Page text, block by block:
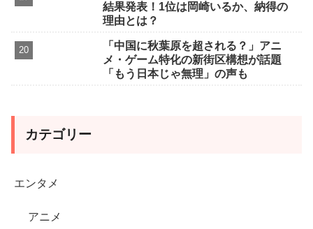
結果発表！1位は岡崎いるか、納得の
理由とは？
「中国に秋葉原を超される？」アニ
メ・ゲーム特化の新街区構想が話題
「もう日本じゃ無理」の声も
カテゴリー
エンタメ
アニメ